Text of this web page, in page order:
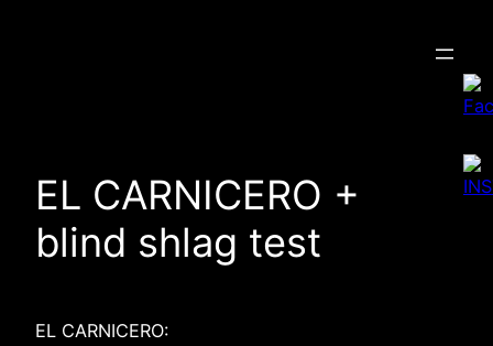
EL CARNICERO +
blind shlag test
EL CARNICERO: